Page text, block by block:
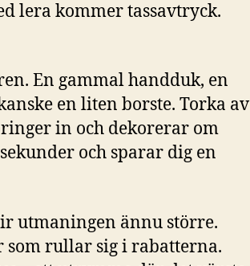
lera kommer tassavtryck.
En gammal handduk, en
en liten borste. Torka av
in och dekorerar om
och sparar dig en
utmaningen ännu större.
som rullar sig i rabatterna.